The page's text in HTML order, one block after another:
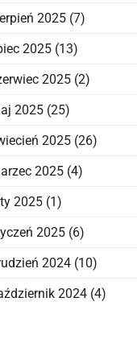
2025(7)
2025(13)
2025(2)
2025(25)
2025(26)
2025(4)
2025(1)
2025(6)
2024(10)
2024(4)